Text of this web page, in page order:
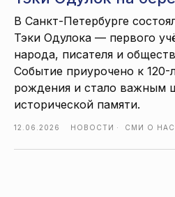
В Санкт-Петербурге
Тэки Одулока — первого
народа, писателя и
Событие приурочено к 120-
рождения и стало важным
исторической памяти.
12.06.2026 НОВОСТИ СМИ О НАС